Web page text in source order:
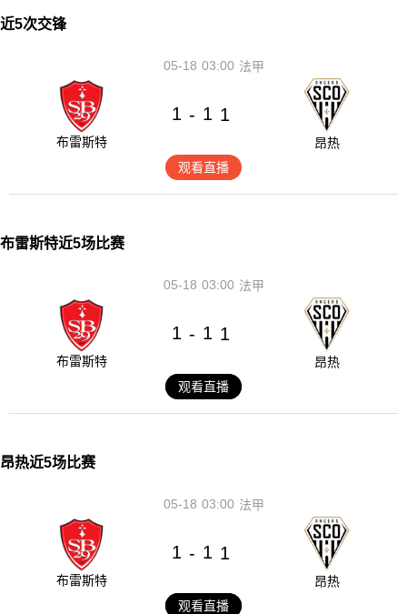
近5次交锋
03:00
05-18 法甲
布雷斯特
1 - 1 1
昂热
观看直播
布雷斯特近5场比赛
03:00
05-18 法甲
布雷斯特
1 - 1 1
昂热
观看直播
昂热近5场比赛
03:00
05-18 法甲
布雷斯特
1 - 1 1
昂热
观看直播